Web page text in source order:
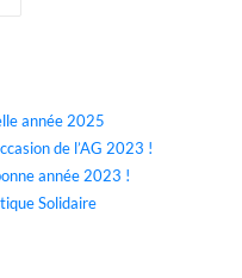
année 2025
de l’AG 2023 !
année 2023 !
Solidaire